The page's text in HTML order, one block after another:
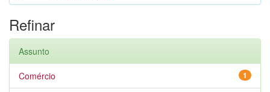
Refinar
Assunto
1
Comércio